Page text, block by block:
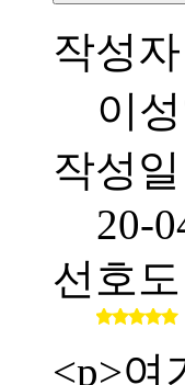
작성자
이
작성일
20-
선호도
<p>여